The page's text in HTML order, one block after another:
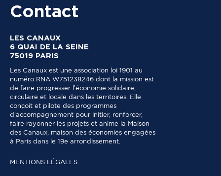
Contact
LES CANAUX
6 QUAI DE LA SEINE
75019 PARIS
Les Canaux est une association loi 1901 au
numéro RNA W751238246 dont la mission est
de faire progresser l’économie solidaire,
circulaire et locale dans les territoires. Elle
conçoit et pilote des programmes
d’accompagnement pour initier, renforcer,
faire rayonner les projets et anime la Maison
des Canaux, maison des économies engagées
à Paris dans le 19e arrondissement.
MENTIONS LÉGALES